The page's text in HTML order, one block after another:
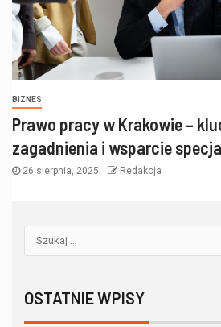
BIZNES
Prawo pracy w Krakowie –
zagadnienia i wsparcie
26 sierpnia, 2025 Redakcja
OSTATNIE WPISY